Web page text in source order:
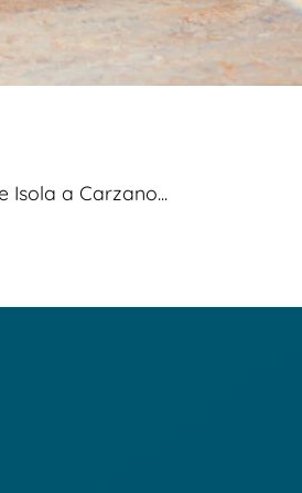
Isola a Carzano...